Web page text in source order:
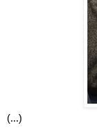
(...)